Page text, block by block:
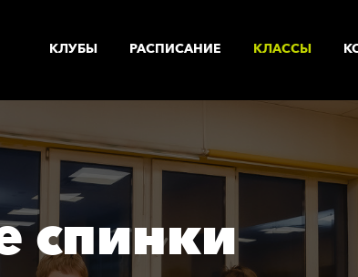
КЛУБЫ РАСПИСАНИЕ КЛАССЫ
УСЛУГИ
Тренажерный зал
Настольный теннис
Солярий
спинки